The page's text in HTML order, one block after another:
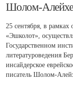
​Шолом-
25 сентября, в рамках
«Эшколот»,
Государственном
литературоведения
инсайдерское
писатель Шолом-